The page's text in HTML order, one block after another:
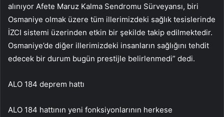
alınıyor Afete Maruz Kalma Sendromu Sürveyansı, biri
Osmaniye olmak üzere tüm illerimizdeki sağlık tesislerinde
İZCI sistemi üzerinden etkin bir şekilde takip edilmektedir.
Osmaniye’de diğer illerimizdeki insanların sağlığını tehdit
edecek bir durum bugün prestijle belirlenmedi” dedi.
ALO 184 deprem hattı
ALO 184 hattının yeni fonksiyonlarının herkese